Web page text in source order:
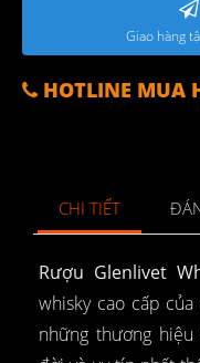
Giao hàng
HOTLINE MUA
CHI TIẾT
Rượu Glenlivet
whisky cao cấp của
những thương hiệu